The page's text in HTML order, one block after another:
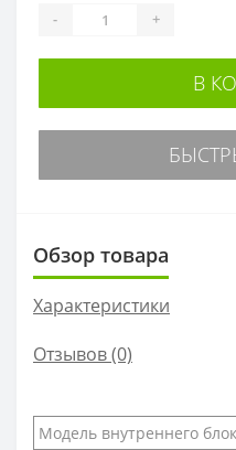
- +
В
Обзор товара
Характеристики
Отзывов (0)
Модель внутреннего